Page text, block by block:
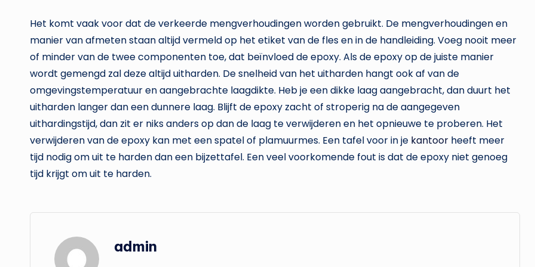
Het komt vaak voor dat de verkeerde mengverhoudingen worden gebruikt. De mengverhoudingen en
manier van afmeten staan altijd vermeld op het etiket van de fles en in de handleiding. Voeg nooit meer
of minder van de twee componenten toe, dat beïnvloed de epoxy. Als de epoxy op de juiste manier
wordt gemengd zal deze altijd uitharden. De snelheid van het uitharden hangt ook af van de
omgevingstemperatuur en aangebrachte laagdikte. Heb je een dikke laag aangebracht, dan duurt het
uitharden langer dan een dunnere laag. Blijft de epoxy zacht of stroperig na de aangegeven
uithardingstijd, dan zit er niks anders op dan de laag te verwijderen en het opnieuwe te proberen. Het
verwijderen van de epoxy kan met een spatel of plamuurmes. Een tafel voor in je kantoor heeft meer
tijd nodig om uit te harden dan een bijzettafel. Een veel voorkomende fout is dat de epoxy niet genoeg
tijd krijgt om uit te harden.
admin